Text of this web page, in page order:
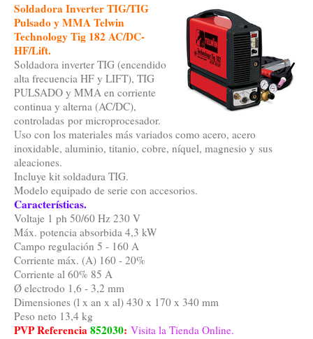
Soldadora Inverter TIG/TIG
Pulsado y MMA Telwin
Technology Tig 182 AC/DC-
HF/Lift.
Soldadora inverter TIG (encendido
alta frecuencia HF y LIFT), TIG
PULSADO y MMA en corriente
continua y alterna (AC/DC),
controladas por microprocesador.
Uso con los materiales más variados como acero, acero
inoxidable, aluminio, titanio, cobre, níquel, magnesio y sus
aleaciones.
Incluye kit soldadura TIG.
Modelo equipado de serie con accesorios.
Características.
Voltaje 1 ph 50/60 Hz 230 V
Máx. potencia absorbida 4,3 kW
Campo regulación 5 - 160 A
Corriente máx. (A) 160 - 20%
Corriente al 60% 85 A
Ø electrodo 1,6 - 3,2 mm
Dimensiones (l x an x al) 430 x 170 x 340 mm
Peso neto 13,4 kg
PVP Referencia852030: Visita la Tienda Online.